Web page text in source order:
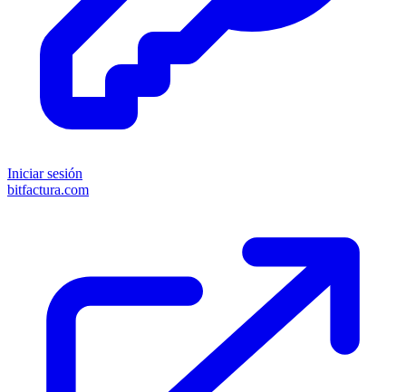
Iniciar sesión
bitfactura.com